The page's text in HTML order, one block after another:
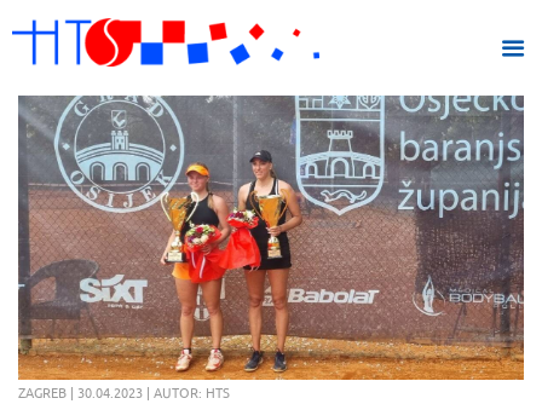
ZAGREB | 30.04.2023 | AUTOR: HTS